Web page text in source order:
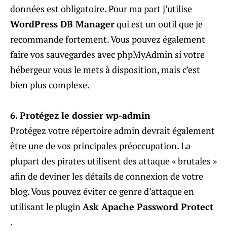
données est obligatoire. Pour ma part j’utilise
WordPress DB Managerqui est un outil que je
recommande fortement. Vous pouvez également
faire vos sauvegardes avec phpMyAdmin si votre
hébergeur vous le mets à disposition, mais c’est
bien plus complexe.
6. Protégez le dossier wp-admin
Protégez votre répertoire admin devrait également
être une de vos principales préoccupation. La
plupart des pirates utilisent des attaque « brutales »
afin de deviner les détails de connexion de votre
blog. Vous pouvez éviter ce genre d’attaque en
utilisant le pluginAsk Apache Password Protect
.